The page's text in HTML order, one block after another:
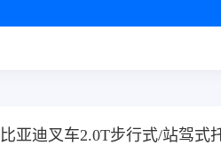
比亚迪叉车2.0T步行式/站驾式